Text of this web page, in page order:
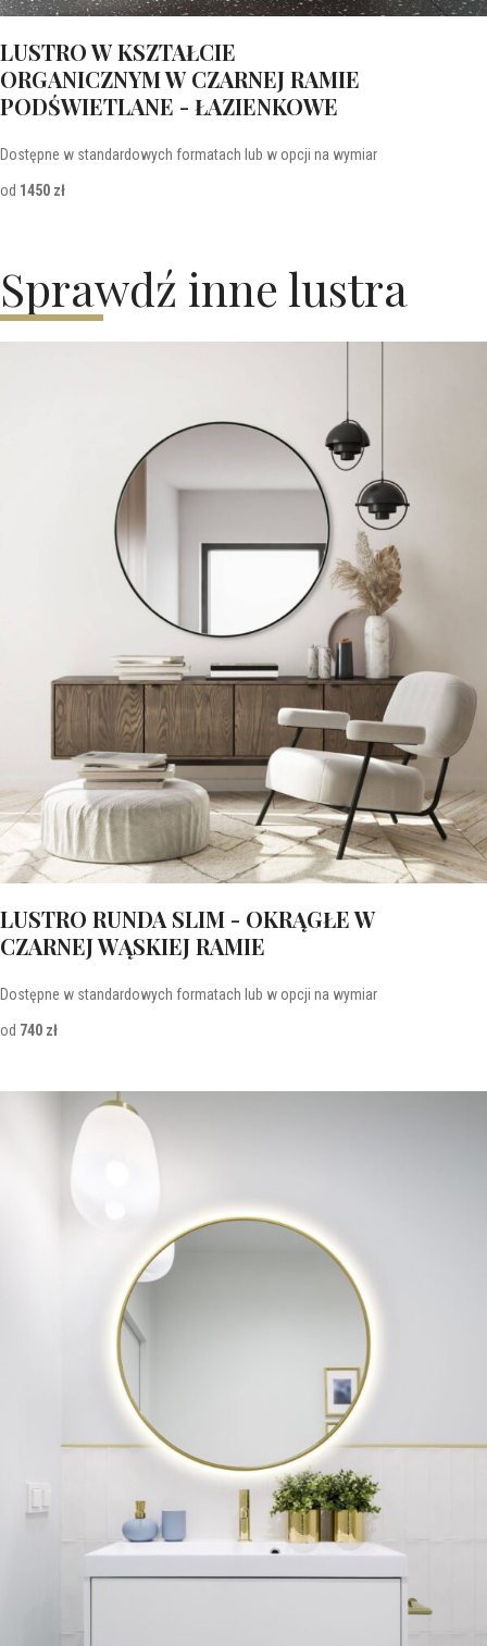
LUSTRO W KSZTAŁCIE
ORGANICZNYM W CZARNEJ RAMIE
PODŚWIETLANE - ŁAZIENKOWE
Dostępne w standardowych formatach lub w opcji na wymiar
od 1450 zł
Sprawdź inne lustra
LUSTRO RUNDA SLIM - OKRĄGŁE W
CZARNEJ WĄSKIEJ RAMIE
Dostępne w standardowych formatach lub w opcji na wymiar
od 740 zł